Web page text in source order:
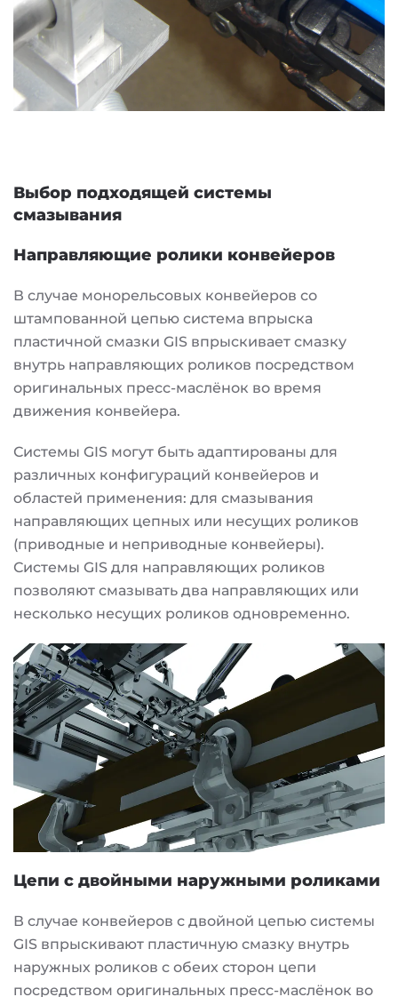
Выбор подходящей системы
смазывания
Направляющие ролики конвейеров
В случае монорельсовых конвейеров со
штампованной цепью система впрыска
пластичной смазки GIS впрыскивает смазку
внутрь направляющих роликов посредством
оригинальных пресс-маслёнок во время
движения конвейера.
Системы GIS могут быть адаптированы для
различных конфигураций конвейеров и
областей применения: для смазывания
направляющих цепных или несущих роликов
(приводные и неприводные конвейеры).
Системы GIS для направляющих роликов
позволяют смазывать два направляющих или
несколько несущих роликов одновременно.
Цепи с двойными наружными роликами
В случае конвейеров с двойной цепью системы
GIS впрыскивают пластичную смазку внутрь
наружных роликов с обеих сторон цепи
посредством оригинальных пресс-маслёнок во